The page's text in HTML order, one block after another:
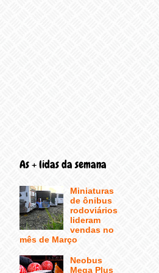
As + lidas da semana
Miniaturas
de ônibus
rodoviários
lideram
vendas no
mês de Março
Neobus
Mega Plus